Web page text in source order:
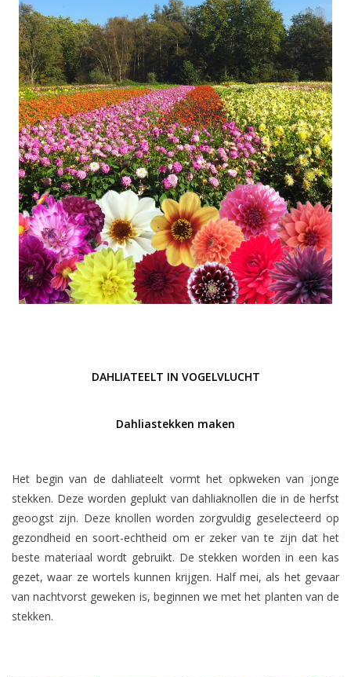
DAHLIATEELT IN VOGELVLUCHT
Dahliastekken maken
Het begin van de dahliateelt vormt het opkweken van jonge
stekken. Deze worden geplukt van dahliaknollen die in de herfst
geoogst zijn. Deze knollen worden zorgvuldig geselecteerd op
gezondheid en soort-echtheid om er zeker van te zijn dat het
beste materiaal wordt gebruikt. De stekken worden in een kas
gezet, waar ze wortels kunnen krijgen. Half mei, als het gevaar
van nachtvorst geweken is, beginnen we met het planten van de
stekken.